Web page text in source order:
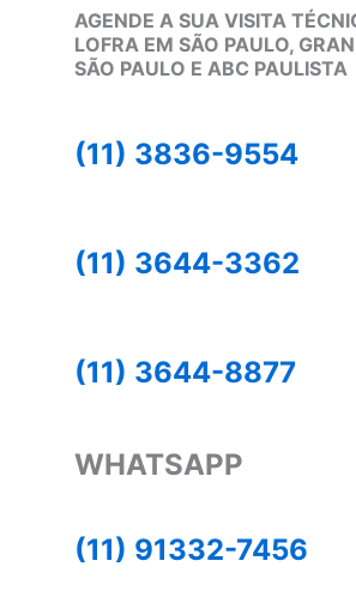
AGENDE A SUA VISITA
LOFRA EM SÃO PAULO,
SÃO PAULO E ABC PAULISTA
(11) 3836-9554
(11) 3644-3362
(11) 3644-8877
WHATSAPP
(11) 91332-7456